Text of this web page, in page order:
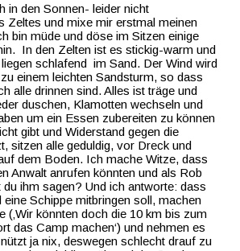
in den Sonnen- leider nicht
Zeltes und mixe mir erstmal meinen
bin müde und döse im Sitzen einige
In den Zelten ist es stickig-warm und
schlafend im Sand. Der Wind wird
einem leichten Sandsturm, so dass
alle drinnen sind. Alles ist träge und
duschen, Klamotten wechseln und
um ein Essen zubereiten zu können
gibt und Widerstand gegen die
sitzen alle geduldig, vor Dreck und
dem Boden. Ich mache Witze, dass
Anwalt anrufen könnten und als Rob
ihm sagen? Und ich antworte: dass
Schippe mitbringen soll, machen
(‚Wir könnten doch die 10 km bis zum
das Camp machen‘) und nehmen es
ja nix, deswegen schlecht drauf zu